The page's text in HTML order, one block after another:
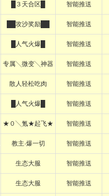
█３天合区█ 智能推送
██攻沙奖励██ 智能推送
█人气火爆█ 智能推送
专属╲微变╲神器 智能推送
散人轻松吃肉 智能推送
█人气火爆█ 智能推送
★０╲氪★起飞★ 智能推送
教主·爆一切 智能推送
生态大服 智能推送
生态大服 智能推送